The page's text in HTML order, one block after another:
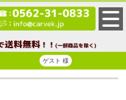
ゲスト 様